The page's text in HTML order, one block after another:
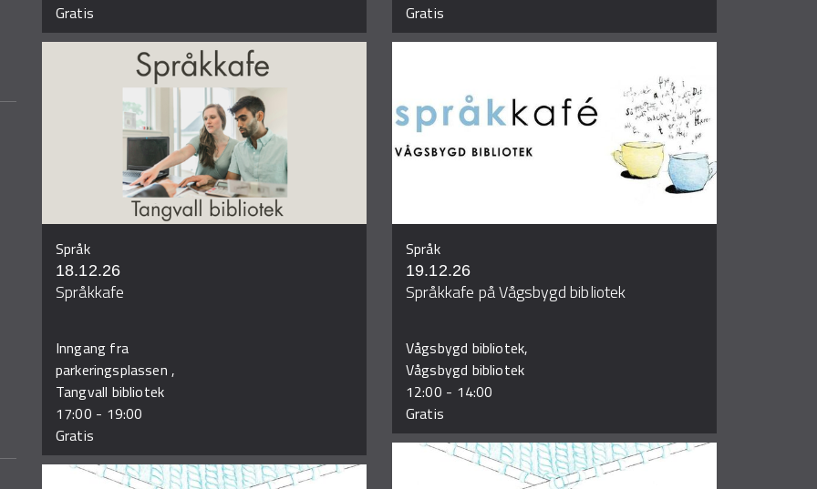
Gratis
Gratis
Språk
18.12.26
Språkkafe
Inngang fra
parkeringsplassen ,
Tangvall bibliotek
17:00 - 19:00
Gratis
Språk
19.12.26
Språkkafe på Vågsbygd bibliotek
Vågsbygd bibliotek,
Vågsbygd bibliotek
12:00 - 14:00
Gratis